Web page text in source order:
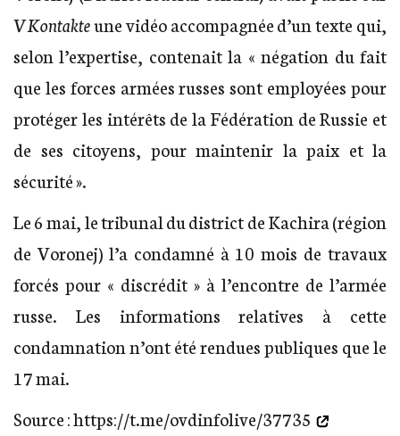
VKontakteune vidéo accompagnée d’un texte qui,
selon l’expertise, contenait la « négation du fait
que les forces armées russes sont employées pour
protéger les intérêts de la Fédération de Russie et
de ses citoyens, pour maintenir la paix et la
sécurité ».
Le 6 mai, le tribunal du district de Kachira (région
de Voronej) l’a condamné à 10 mois de travaux
forcés pour « discrédit » à l’encontre de l’armée
russe. Les informations relatives à cette
condamnation n’ont été rendues publiques que le
17 mai.
Source :https://t.me/ovdinfolive/37735